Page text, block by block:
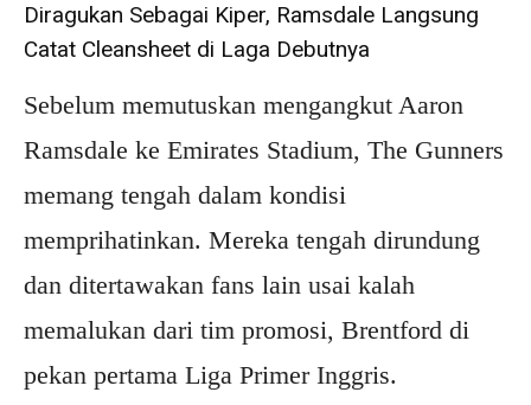
Diragukan Sebagai Kiper, Ramsdale Langsung
Catat Cleansheet di Laga Debutnya
Sebelum memutuskan mengangkut Aaron
Ramsdale ke Emirates Stadium, The Gunners
memang tengah dalam kondisi
memprihatinkan. Mereka tengah dirundung
dan ditertawakan fans lain usai kalah
memalukan dari tim promosi, Brentford di
pekan pertama Liga Primer Inggris.